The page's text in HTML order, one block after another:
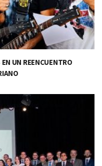
UN REENCUENTRO